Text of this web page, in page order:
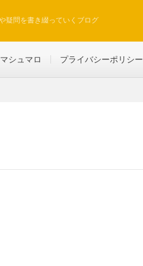
疑問を書き綴っていくブログ
マシュマロ プライバシーポリシー